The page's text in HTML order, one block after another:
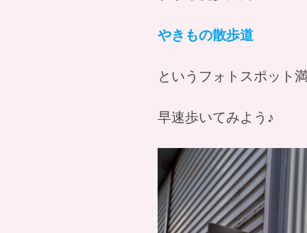
やきもの散歩道
というフォトスポット
早速歩いてみよう♪